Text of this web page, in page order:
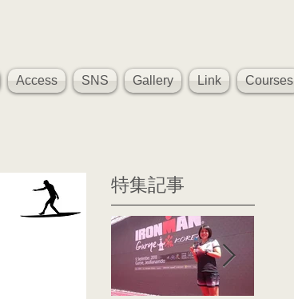
Access SNS Gallery Link Courses
特集記事